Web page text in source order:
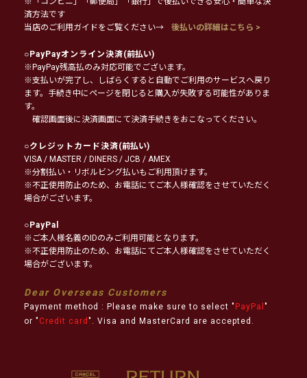
済方法です
当店のご利用ガイドをご覧ください→
後払いの詳細はこちら >
○PayPayオンライン決済(前払い)
※PayPay残高払のみ対応可能でございます。
※支払いが完了し、しばらくすると自動でご利用のサービスへ戻り
ます。手続き中にページを閉じると購入が失敗する可能性がありま
す。
確認画面後に決済画面にて決済手続きをおこなってください。
○クレジットカード決済(前払い)
VISA / MASTER / DINERS / JCB / AMEX
※分割払い・リボルビング払いもご利用頂けます。
※不正使用防止のため、お電話にてご本人様確認をさせていただく
場合がございます。
○PayPal
※ご本人様名義のIDのみご利用可能となります。
※不正使用防止のため、お電話にてご本人様確認をさせていただく
場合がございます。
Dear Overseas Customers
Payment method : Please make sure to select " PayPal "
or " Credit card ". Visa and MasterCard are accepted.